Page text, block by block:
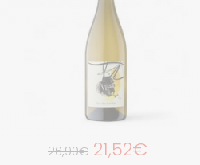
Prix de solde
26,90€ Prix régulier
21,52€